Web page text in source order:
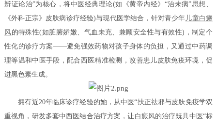
辨证论治”为核心，将中医经典理论(如《黄帝内经》“治未病”思想、
《外科正宗》皮肤病诊疗经验)与现代医学结合，针对青少年儿童白癜
风的特殊性(如脏腑娇嫩、气血未充、兼顾安全性与有效性)，制定个
性化的诊疗方案——避免强效药物对孩子身体的负担，又通过中药调
理等温和中医手段，配合西医精准检测，改善患儿皮肤免疫环境，促
进黑色素生成。
拥有近20年临床诊疗经验的她，从中医“扶正祛邪与皮肤免疫学双
重视角，研发多套中西医结合治疗方案，让 白癜风的治疗 既具中医“标